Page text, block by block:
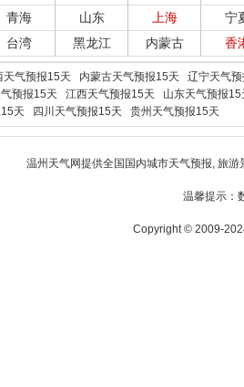
青海 山东 上海
宁
台湾 黑龙江 内蒙古 香
天气预报15天 内蒙古天气预报15天
辽宁天气
预报15天 江西天气预报15天
山东天气预报15
天 四川天气预报15天 贵州天气预报15天
温州天气网提供全国国内城市天气预报, 旅游
温馨提示：
Copyright © 2009-